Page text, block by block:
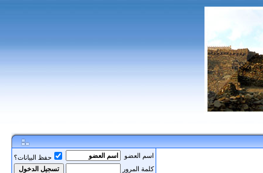
اسم العضو
حفظ البيانات؟
كلمة المرور